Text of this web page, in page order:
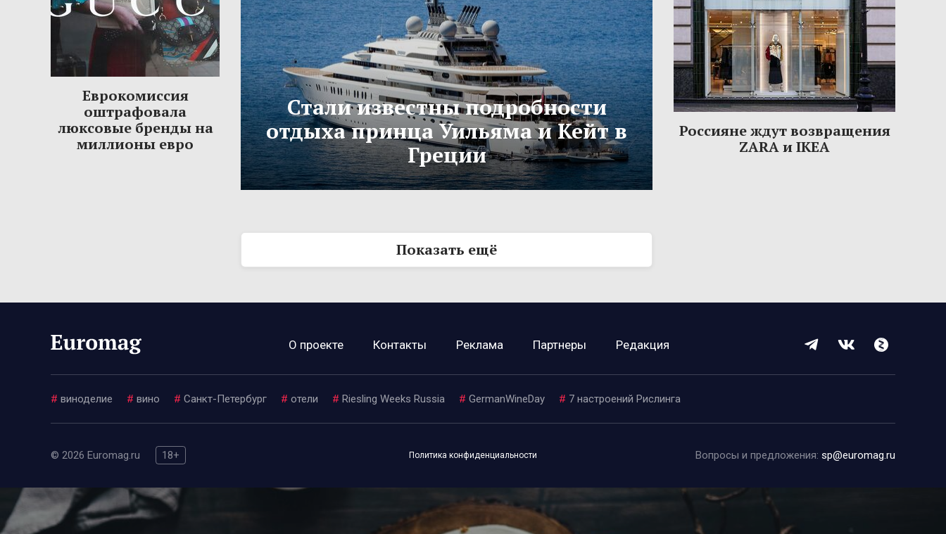
Еврокомиссия
оштрафовала
люксовые бренды на
миллионы евро
Стали известны подробности
отдыха принца Уильяма и Кейт в
Греции
Россияне ждут возвращения
ZARA и IKEA
Показать ещё
О проекте Контакты Реклама Партнеры Редакция
# виноделие # вино # Санкт-Петербург # отели # Riesling Weeks Russia # GermanWineDay # 7 настроений Рислинга
© 2026 Euromag.ru 18+ Политика конфиденциальности Вопросы и предложения: sp@euromag.ru